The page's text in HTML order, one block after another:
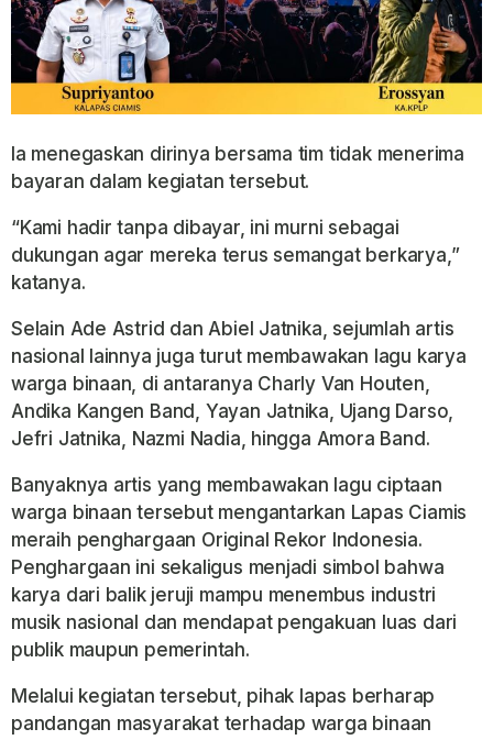
Ia menegaskan dirinya bersama tim tidak menerima
bayaran dalam kegiatan tersebut.
“Kami hadir tanpa dibayar, ini murni sebagai
dukungan agar mereka terus semangat berkarya,”
katanya.
Selain Ade Astrid dan Abiel Jatnika, sejumlah artis
nasional lainnya juga turut membawakan lagu karya
warga binaan, di antaranya Charly Van Houten,
Andika Kangen Band, Yayan Jatnika, Ujang Darso,
Jefri Jatnika, Nazmi Nadia, hingga Amora Band.
Banyaknya artis yang membawakan lagu ciptaan
warga binaan tersebut mengantarkan Lapas Ciamis
meraih penghargaan Original Rekor Indonesia.
Penghargaan ini sekaligus menjadi simbol bahwa
karya dari balik jeruji mampu menembus industri
musik nasional dan mendapat pengakuan luas dari
publik maupun pemerintah.
Melalui kegiatan tersebut, pihak lapas berharap
pandangan masyarakat terhadap warga binaan